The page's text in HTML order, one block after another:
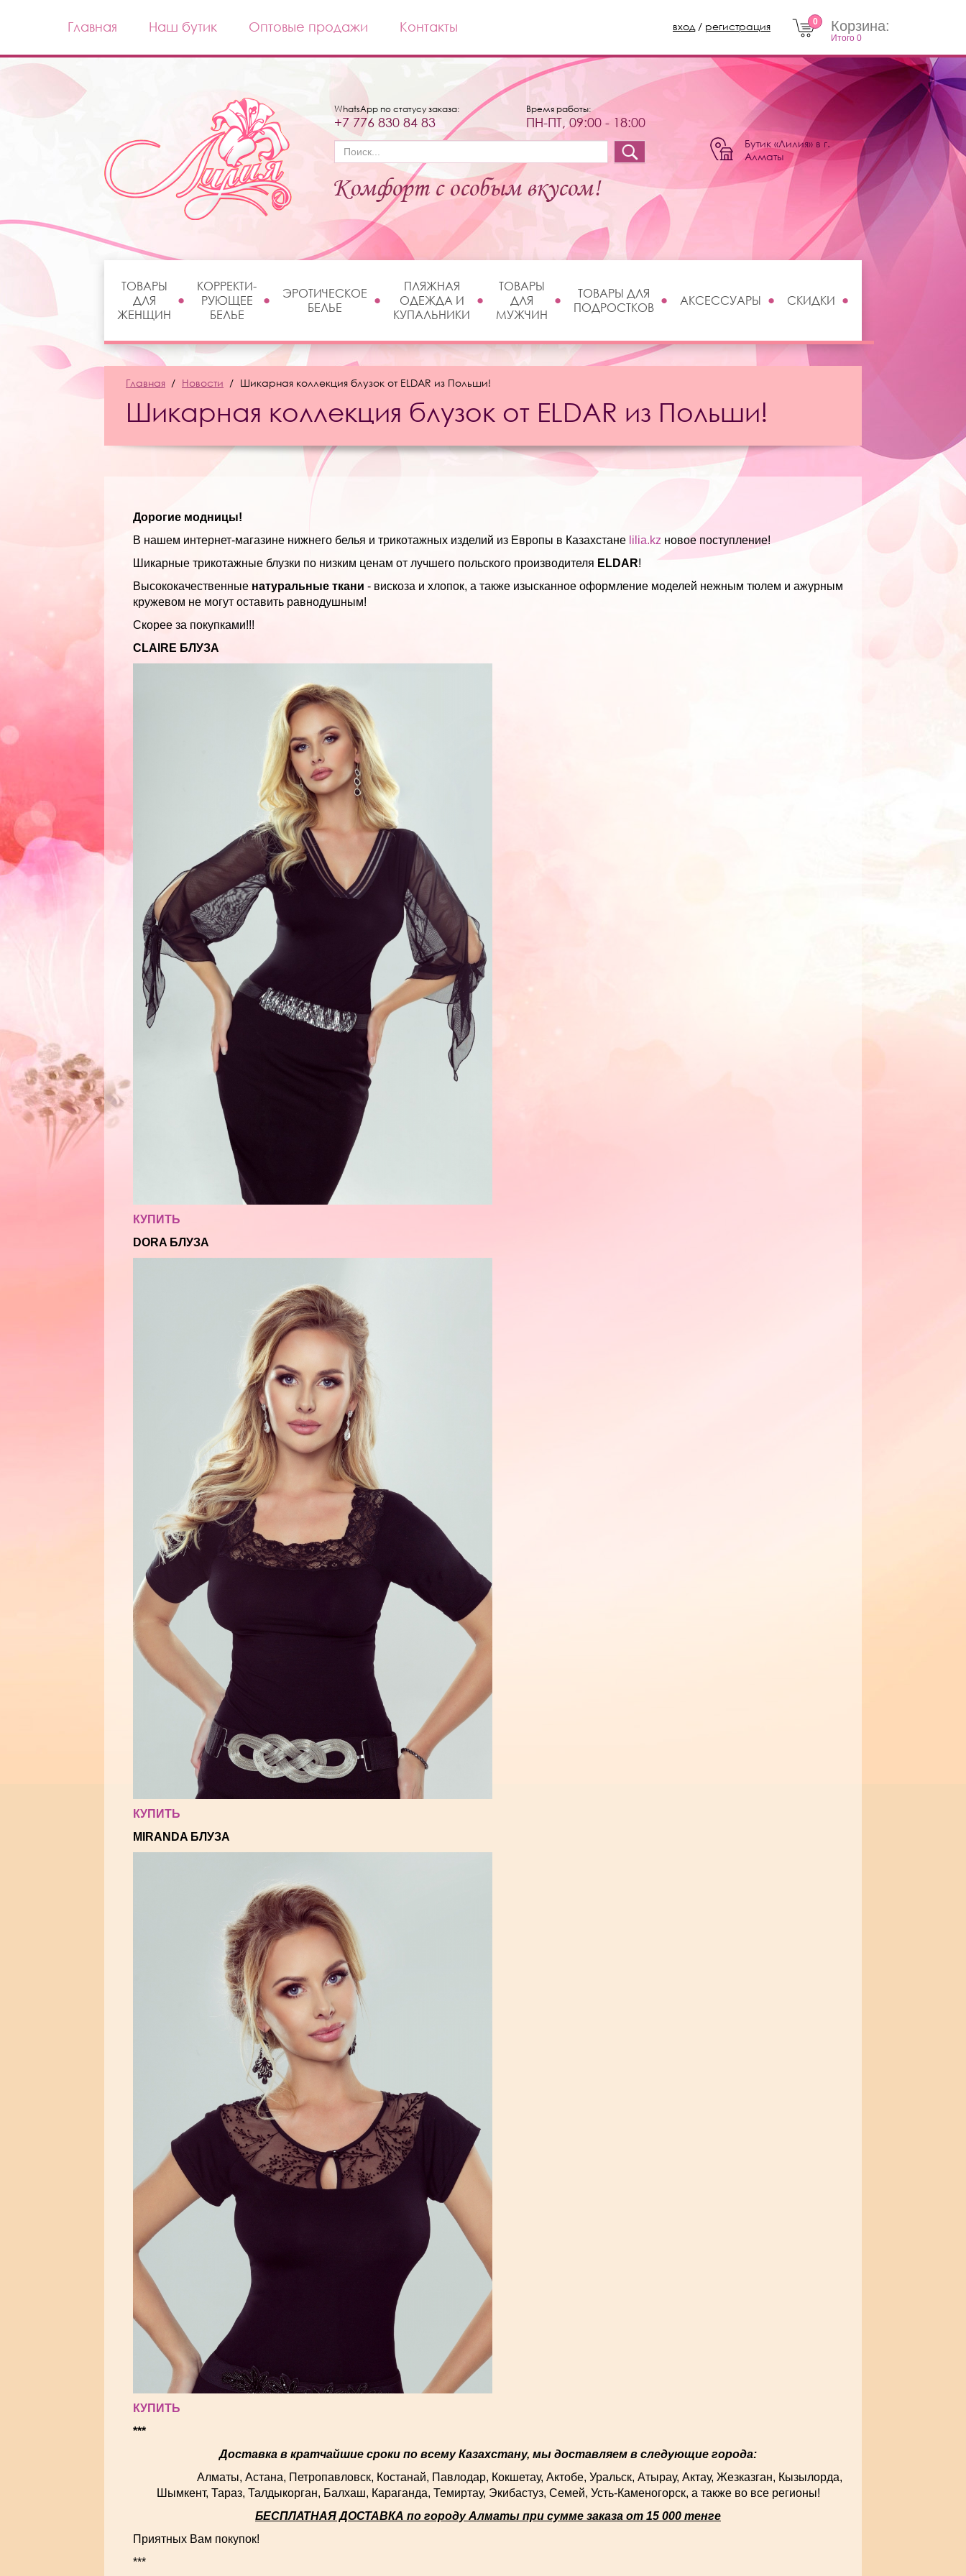
0 Корзина:
Итого 0
вход / регистрация
Главная Наш бутик Оптовые продажи Контакты
Бутик «Лилия» в г.
Алматы
WhatsApp по статусу заказа:
+7 776 830 84 83
Время работы:
ПН-ПТ, 09:00 - 18:00
Форма поиска
ТОВАРЫ
ДЛЯ
ЖЕНЩИН
КОРРЕКТИ-
РУЮЩЕЕ
БЕЛЬЕ
ЭРОТИЧЕСКОЕ
БЕЛЬЕ
ПЛЯЖНАЯ
ОДЕЖДА И
КУПАЛЬНИКИ
ТОВАРЫ
ДЛЯ
МУЖЧИН
ТОВАРЫ ДЛЯ
ПОДРОСТКОВ
АКСЕССУАРЫ СКИДКИ
Главная Новости Шикарная коллекция блузок от ELDAR из Польши!
Шикарная коллекция блузок от ELDAR из Польши!
Дорогие модницы!
В нашем интернет-магазине нижнего белья и трикотажных изделий из Европы в Казахстане lilia.kz новое поступление!
Шикарные трикотажные блузки по низким ценам от лучшего польского производителя ELDAR!
Высококачественные натуральные ткани - вискоза и хлопок, а также изысканное оформление моделей нежным тюлем и ажурным
кружевом не могут оставить равнодушным!
Скорее за покупками!!!
CLAIRE БЛУЗА
КУПИТЬ
DORA БЛУЗА
КУПИТЬ
MIRANDA БЛУЗА
КУПИТЬ
***
Доставка в кратчайшие сроки по всему Казахстану, мы доставляем в следующие города:
Алматы, Астана, Петропавловск, Костанай, Павлодар, Кокшетау, Актобе, Уральск, Атырау, Актау, Жезказган, Кызылорда,
Шымкент, Тараз, Талдыкорган, Балхаш, Караганда, Темиртау, Экибастуз, Семей, Усть-Каменогорск, а также во все регионы!
БЕСПЛАТНАЯ ДОСТАВКА по городу Алматы при сумме заказа от 15 000 тенге
Приятных Вам покупок!
***